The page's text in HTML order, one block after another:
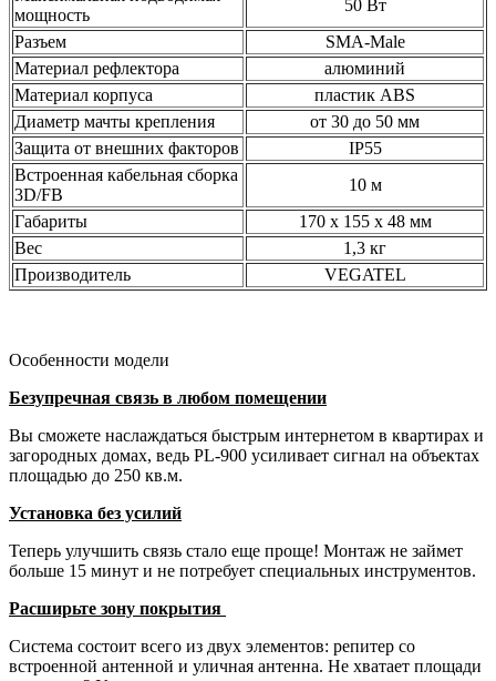
мощность
50 Вт
Разъем
SMA-Male
Материал рефлектора
алюминий
Материал корпуса
пластик ABS
Диаметр мачты крепления
от 30 до 50 мм
Защита от внешних факторов
IP55
Встроенная кабельная сборка
3D/FB
10 м
Габариты
170 х 155 х 48 мм
Вес
1,3 кг
Производитель
VEGATEL
Особенности модели
Безупречная связь в любом помещении
Вы сможете наслаждаться быстрым интернетом в квартирах и
загородных домах, ведь PL-900 усиливает сигнал на объектах
площадью до 250 кв.м.
Установка без усилий
Теперь улучшить связь стало еще проще! Монтаж не займет
больше 15 минут и не потребует специальных инструментов.
Расширьте зону покрытия
Система состоит всего из двух элементов: репитер со
встроенной антенной и уличная антенна. Не хватает площади